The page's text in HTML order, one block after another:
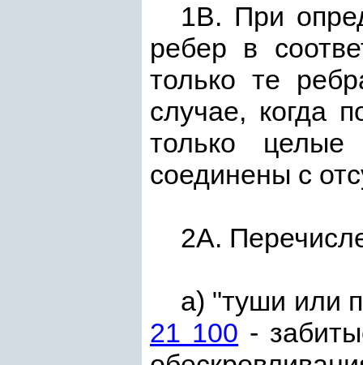
1В. При
ребер в
только те
случае, когда
только
соединены с
2А.
а) "туши или
21 100 -